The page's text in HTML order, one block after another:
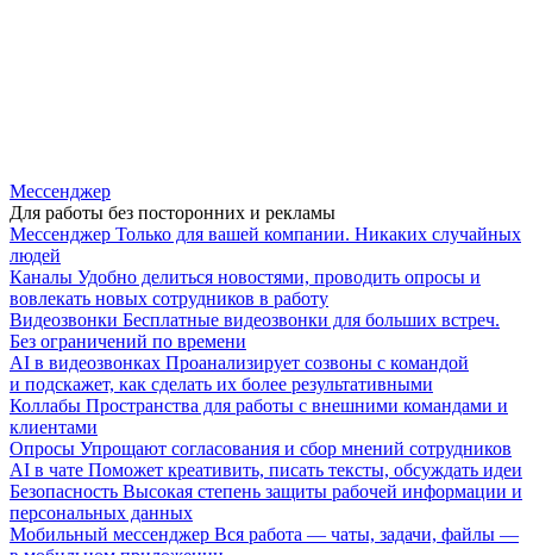
Мессенджер
Для работы без посторонних и рекламы
Мессенджер Только для вашей компании. Никаких случайных
людей
Каналы Удобно делиться новостями, проводить опросы и
вовлекать новых сотрудников в работу
Видеозвонки Бесплатные видеозвонки для больших встреч.
Без ограничений по времени
AI в видеозвонках Проанализирует созвоны с командой
и подскажет, как сделать их более результативными
Коллабы Пространства для работы с внешними командами и
клиентами
Опросы Упрощают согласования и сбор мнений сотрудников
AI в чате Поможет креативить, писать тексты, обсуждать идеи
Безопасность Высокая степень защиты рабочей информации и
персональных данных
Мобильный мессенджер Вся работа — чаты, задачи, файлы —